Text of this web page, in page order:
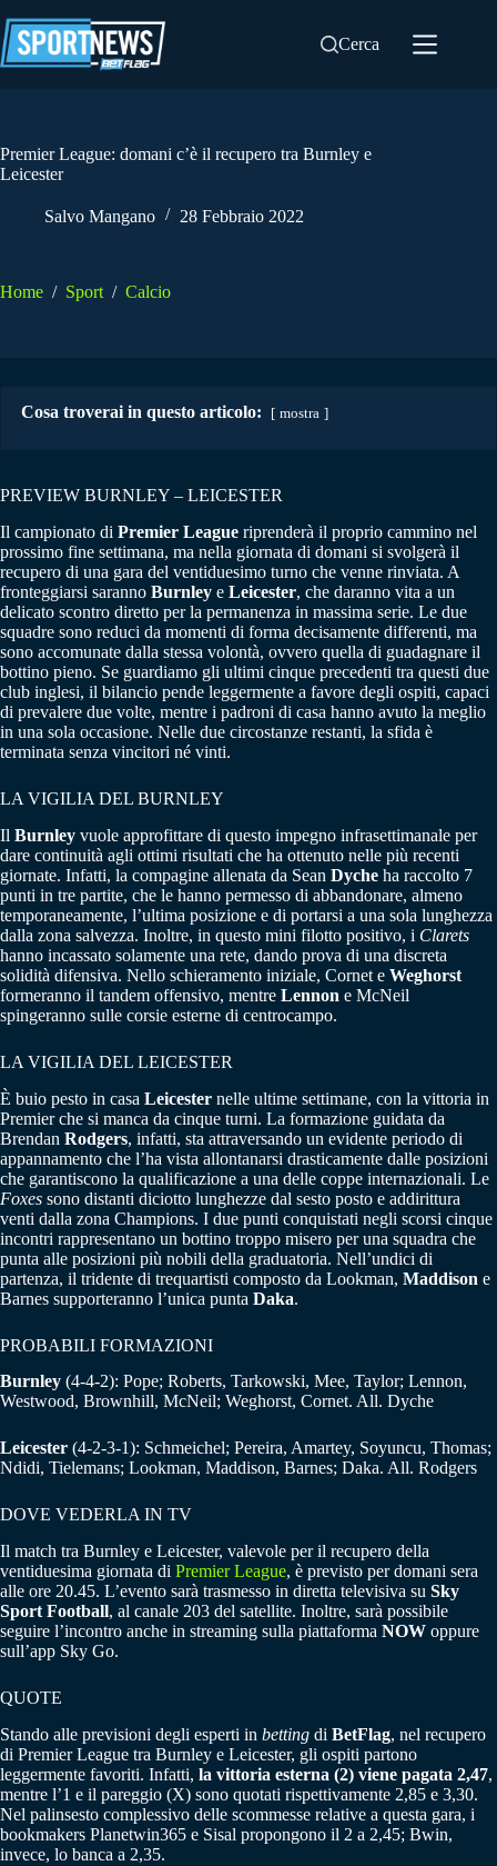
al
contenuto
Cerca
Premier League: domani c’è il recupero tra Burnley e
Leicester
Salvo Mangano 28 Febbraio 2022
Home / Sport / Calcio
Cosa troverai in questo articolo: mostra
PREVIEW BURNLEY – LEICESTER
Il campionato di Premier League riprenderà il proprio cammino nel
prossimo fine settimana, ma nella giornata di domani si svolgerà il
recupero di una gara del ventiduesimo turno che venne rinviata. A
fronteggiarsi saranno Burnley e Leicester, che daranno vita a un
delicato scontro diretto per la permanenza in massima serie. Le due
squadre sono reduci da momenti di forma decisamente differenti, ma
sono accomunate dalla stessa volontà, ovvero quella di guadagnare il
bottino pieno. Se guardiamo gli ultimi cinque precedenti tra questi due
club inglesi, il bilancio pende leggermente a favore degli ospiti, capaci
di prevalere due volte, mentre i padroni di casa hanno avuto la meglio
in una sola occasione. Nelle due circostanze restanti, la sfida è
terminata senza vincitori né vinti.
LA VIGILIA DEL BURNLEY
Il Burnley vuole approfittare di questo impegno infrasettimanale per
dare continuità agli ottimi risultati che ha ottenuto nelle più recenti
giornate. Infatti, la compagine allenata da Sean Dyche ha raccolto 7
punti in tre partite, che le hanno permesso di abbandonare, almeno
temporaneamente, l’ultima posizione e di portarsi a una sola lunghezza
dalla zona salvezza. Inoltre, in questo mini filotto positivo, i Clarets
hanno incassato solamente una rete, dando prova di una discreta
solidità difensiva. Nello schieramento iniziale, Cornet e Weghorst
formeranno il tandem offensivo, mentre Lennon e McNeil
spingeranno sulle corsie esterne di centrocampo.
LA VIGILIA DEL LEICESTER
È buio pesto in casa Leicester nelle ultime settimane, con la vittoria in
Premier che si manca da cinque turni. La formazione guidata da
Brendan Rodgers, infatti, sta attraversando un evidente periodo di
appannamento che l’ha vista allontanarsi drasticamente dalle posizioni
che garantiscono la qualificazione a una delle coppe internazionali. Le
Foxes sono distanti diciotto lunghezze dal sesto posto e addirittura
venti dalla zona Champions. I due punti conquistati negli scorsi cinque
incontri rappresentano un bottino troppo misero per una squadra che
punta alle posizioni più nobili della graduatoria. Nell’undici di
partenza, il tridente di trequartisti composto da Lookman, Maddison e
Barnes supporteranno l’unica punta Daka.
PROBABILI FORMAZIONI
Burnley (4-4-2): Pope; Roberts, Tarkowski, Mee, Taylor; Lennon,
Westwood, Brownhill, McNeil; Weghorst, Cornet. All. Dyche
Leicester (4-2-3-1): Schmeichel; Pereira, Amartey, Soyuncu, Thomas;
Ndidi, Tielemans; Lookman, Maddison, Barnes; Daka. All. Rodgers
DOVE VEDERLA IN TV
Il match tra Burnley e Leicester, valevole per il recupero della
ventiduesima giornata di Premier League, è previsto per domani sera
alle ore 20.45. L’evento sarà trasmesso in diretta televisiva su Sky
Sport Football, al canale 203 del satellite. Inoltre, sarà possibile
seguire l’incontro anche in streaming sulla piattaforma NOW oppure
sull’app Sky Go.
QUOTE
Stando alle previsioni degli esperti in betting di BetFlag, nel recupero
di Premier League tra Burnley e Leicester, gli ospiti partono
leggermente favoriti. Infatti, la vittoria esterna (2) viene pagata 2,47,
mentre l’1 e il pareggio (X) sono quotati rispettivamente 2,85 e 3,30.
Nel palinsesto complessivo delle scommesse relative a questa gara, i
bookmakers Planetwin365 e Sisal propongono il 2 a 2,45; Bwin,
invece, lo banca a 2,35.